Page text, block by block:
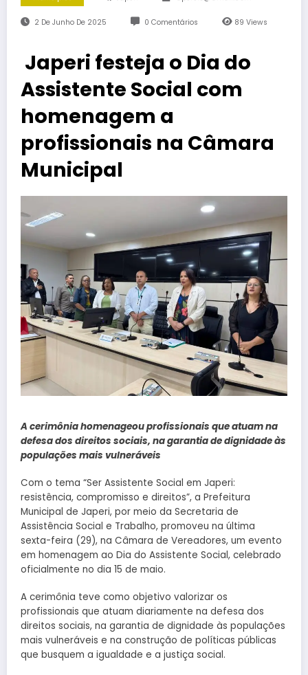
2 De Junho De 2025 0 Comentários 89Views
Japeri festeja o Dia do
Assistente Social com
homenagem a
profissionais na Câmara
Municipal
A cerimônia homenageou profissionais que atuam na
defesa dos direitos sociais, na garantia de dignidade às
populações mais vulneráveis
Com o tema “Ser Assistente Social em Japeri:
resistência, compromisso e direitos”, a Prefeitura
Municipal de Japeri, por meio da Secretaria de
Assistência Social e Trabalho, promoveu na última
sexta-feira (29), na Câmara de Vereadores, um evento
em homenagem ao Dia do Assistente Social, celebrado
oficialmente no dia 15 de maio.
A cerimônia teve como objetivo valorizar os
profissionais que atuam diariamente na defesa dos
direitos sociais, na garantia de dignidade às populações
mais vulneráveis e na construção de políticas públicas
que busquem a igualdade e a justiça social.